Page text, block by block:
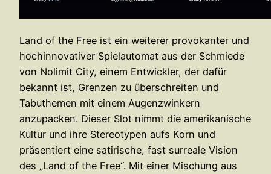
Land of the Free ist ein weiterer provokanter und
hochinnovativer Spielautomat aus der Schmiede
von Nolimit City, einem Entwickler, der dafür
bekannt ist, Grenzen zu überschreiten und
Tabuthemen mit einem Augenzwinkern
anzupacken. Dieser Slot nimmt die amerikanische
Kultur und ihre Stereotypen aufs Korn und
präsentiert eine satirische, fast surreale Vision
des „Land of the Free“. Mit einer Mischung aus